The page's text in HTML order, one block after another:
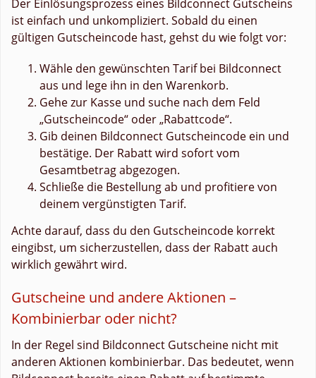
Der Einlösungsprozess eines Bildconnect Gutscheins
ist einfach und unkompliziert. Sobald du einen
gültigen Gutscheincode hast, gehst du wie folgt vor:
Wähle den gewünschten Tarif bei Bildconnect
aus und lege ihn in den Warenkorb.
Gehe zur Kasse und suche nach dem Feld
„Gutscheincode“ oder „Rabattcode“.
Gib deinen Bildconnect Gutscheincode ein und
bestätige. Der Rabatt wird sofort vom
Gesamtbetrag abgezogen.
Schließe die Bestellung ab und profitiere von
deinem vergünstigten Tarif.
Achte darauf, dass du den Gutscheincode korrekt
eingibst, um sicherzustellen, dass der Rabatt auch
wirklich gewährt wird.
Gutscheine und andere Aktionen –
Kombinierbar oder nicht?
In der Regel sind Bildconnect Gutscheine nicht mit
anderen Aktionen kombinierbar. Das bedeutet, wenn